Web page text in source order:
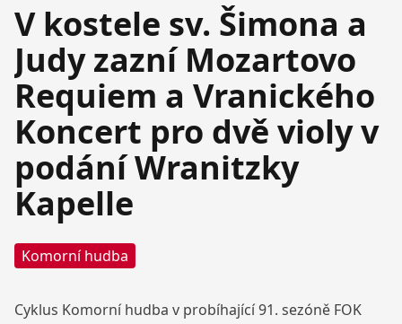
V kostele sv. Šimona a
Judy zazní Mozartovo
Requiem a Vranického
Koncert pro dvě violy v
podání Wranitzky
Kapelle
Komorní hudba
Cyklus Komorní hudba v probíhající 91. sezóně FOK